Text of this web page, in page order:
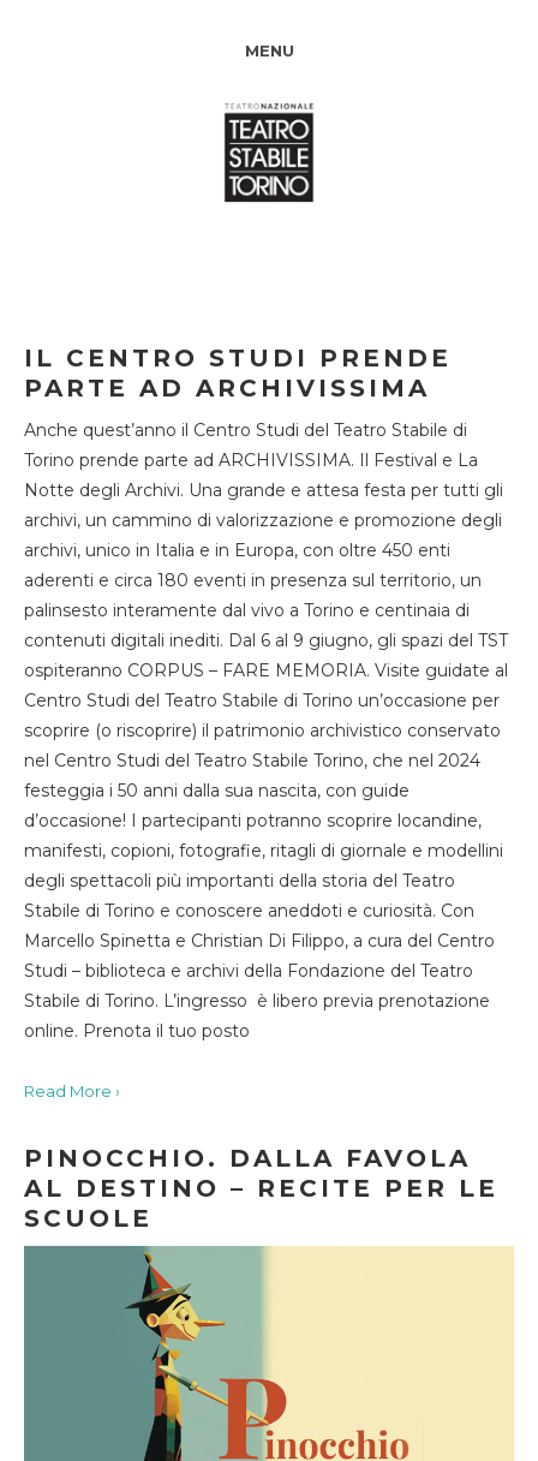
MENU
IL CENTRO STUDI PRENDE
PARTE AD ARCHIVISSIMA
Anche quest’anno il Centro Studi del Teatro Stabile di
Torino prende parte ad ARCHIVISSIMA. Il Festival e La
Notte degli Archivi. Una grande e attesa festa per tutti gli
archivi, un cammino di valorizzazione e promozione degli
archivi, unico in Italia e in Europa, con oltre 450 enti
aderenti e circa 180 eventi in presenza sul territorio, un
palinsesto interamente dal vivo a Torino e centinaia di
contenuti digitali inediti. Dal 6 al 9 giugno, gli spazi del TST
ospiteranno CORPUS – FARE MEMORIA. Visite guidate al
Centro Studi del Teatro Stabile di Torino un’occasione per
scoprire (o riscoprire) il patrimonio archivistico conservato
nel Centro Studi del Teatro Stabile Torino, che nel 2024
festeggia i 50 anni dalla sua nascita, con guide
d’occasione! I partecipanti potranno scoprire locandine,
manifesti, copioni, fotografie, ritagli di giornale e modellini
degli spettacoli più importanti della storia del Teatro
Stabile di Torino e conoscere aneddoti e curiosità. Con
Marcello Spinetta e Christian Di Filippo, a cura del Centro
Studi – biblioteca e archivi della Fondazione del Teatro
Stabile di Torino. L’ingresso è libero previa prenotazione
online. Prenota il tuo posto
Read More ›
PINOCCHIO. DALLA FAVOLA
AL DESTINO – RECITE PER LE
SCUOLE